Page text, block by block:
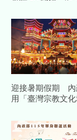
迎接暑期假期 內
用「臺灣宗教文化